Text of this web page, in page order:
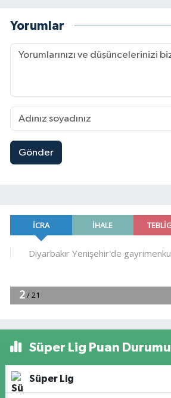
Yorumlar
Gönder
Süper Lig Puan Durumu
Süper Lig